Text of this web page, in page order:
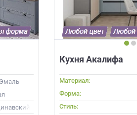
Неоклассика, Современные
Кухня Акалифа
Материал:
Форма:
Стиль: